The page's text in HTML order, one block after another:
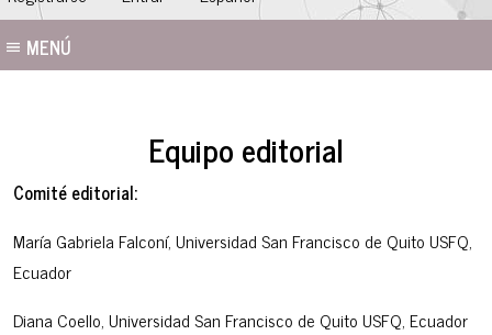
MENÚ
Equipo editorial
Comité editorial:
María Gabriela Falconí, Universidad San Francisco de Quito USFQ,
Ecuador
Diana Coello, Universidad San Francisco de Quito USFQ, Ecuador